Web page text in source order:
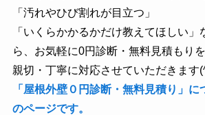
「汚れやひび割れが目立つ」
「いくらかかるかだけ教えてほしい」
ら、お気軽に0円診断・無料見積もり
親切・丁寧に対応させていただきます
「屋根外壁０円診断・無料⾒積り」に
のページです。